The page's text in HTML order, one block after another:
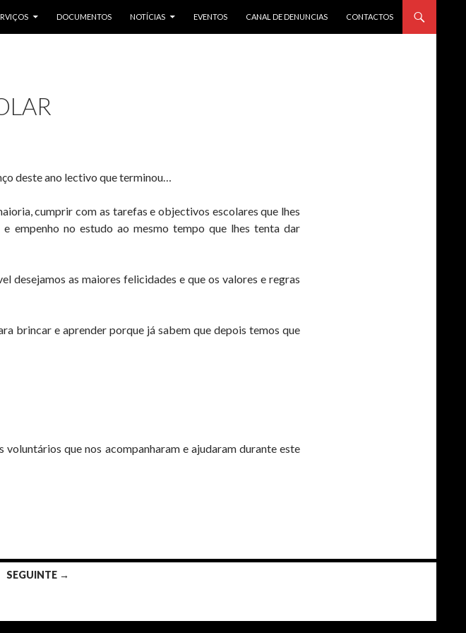
DOCUMENTOS NOTÍCIAS EVENTOS CANAL DE DENUNCIAS CONTACTOS
deste ano lectivo que terminou…
cumprir com as tarefas e objectivos escolares que lhes
empenho no estudo ao mesmo tempo que lhes tenta dar
desejamos as maiores felicidades e que os valores e regras
brincar e aprender porque já sabem que depois temos que
que nos acompanharam e ajudaram durante este
SEGUINTE →